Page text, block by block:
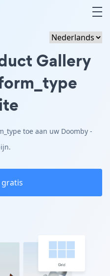
Gallery
toe aan uw Doomby -
gratis